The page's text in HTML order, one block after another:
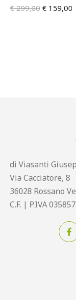
€299,00 € 159,00
di Viasanti
Via Cacciatore, 8
36028 Rossano
C.F. | P.IVA